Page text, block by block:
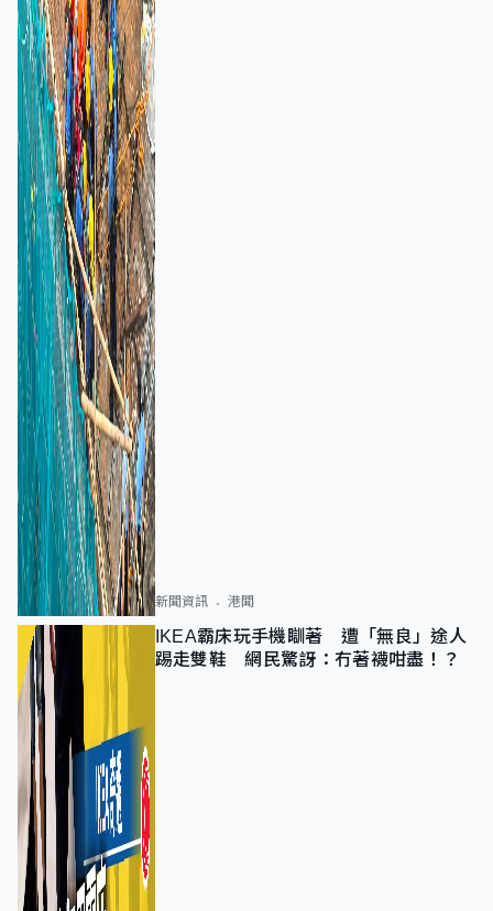
新聞資訊 港聞
IKEA霸床玩手機瞓著 遭「無良」途人
踢走雙鞋 網民驚訝：冇著襪咁盡！？